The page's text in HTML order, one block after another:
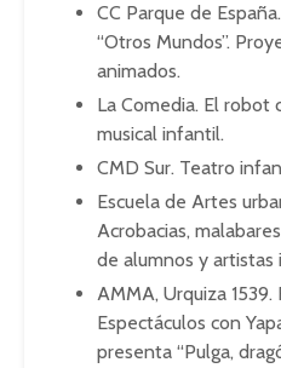
CC Parque de
“Otros Mundos”.
animados.
La Comedia. El robot
musical infantil.
CMD Sur. Teatro
Escuela de Artes
Acrobacias,
de alumnos y artistas
AMMA, Urquiza
Espectáculos con
presenta “Pulga,